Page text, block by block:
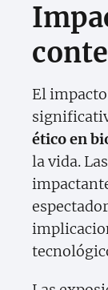
El
ético en
la vida.